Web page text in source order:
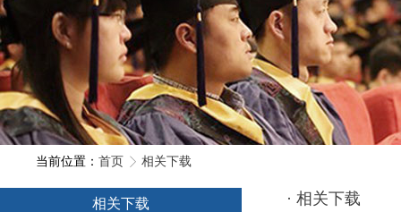
当前位置： 首页 相关下载
相关下载 · 相关下载